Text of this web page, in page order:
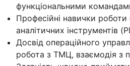
функціональними
Професійні навички
аналітичних інструментів
Досвід операційного
робота з ТМЦ, взаємодія з